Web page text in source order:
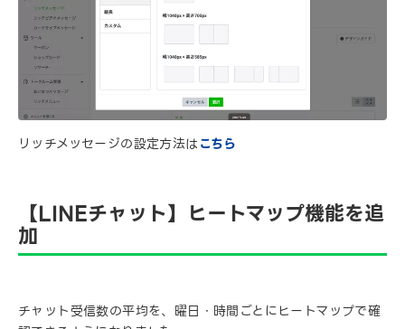
リッチメッセージの設定方法はこちら
【LINEチャット】ヒートマップ機能を追
加
チャット受信数の平均を、曜日・時間ごとにヒートマップで確